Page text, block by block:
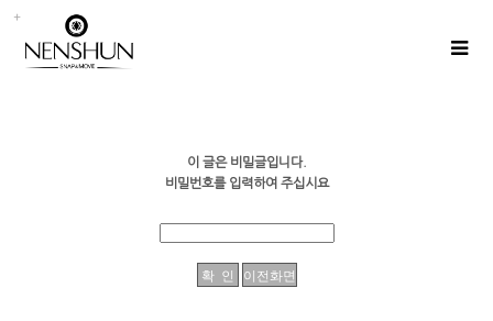
이 글은 비밀글입니다.
비밀번호를 입력하여 주십시요